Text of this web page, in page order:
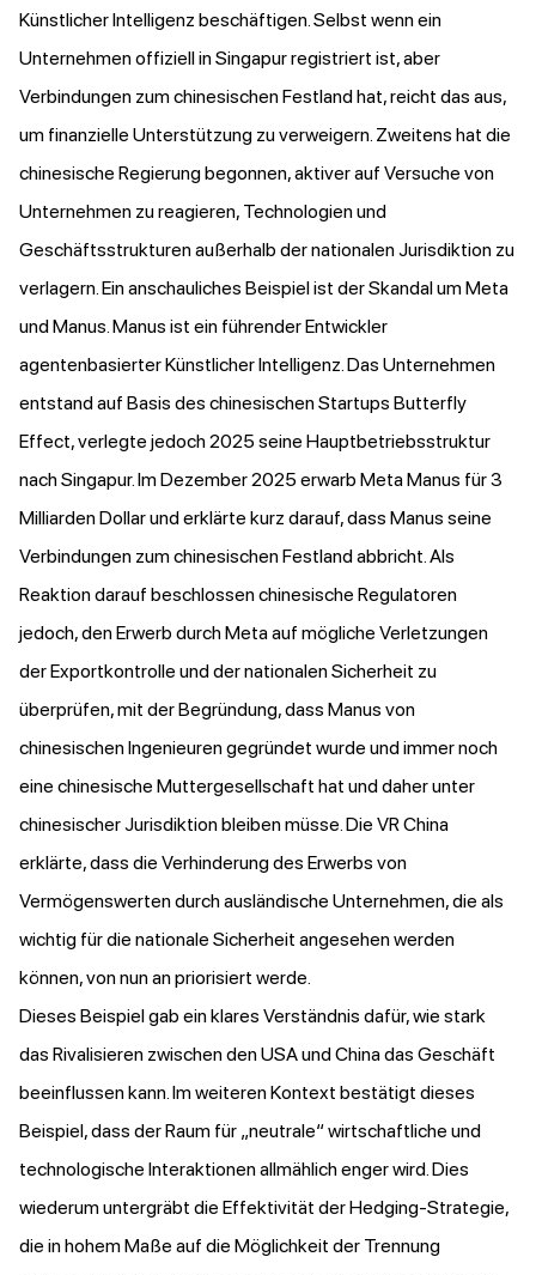
Künstlicher Intelligenz beschäftigen. Selbst wenn ein
Unternehmen offiziell in Singapur registriert ist, aber
Verbindungen zum chinesischen Festland hat, reicht das aus,
um finanzielle Unterstützung zu verweigern. Zweitens hat die
chinesische Regierung begonnen, aktiver auf Versuche von
Unternehmen zu reagieren, Technologien und
Geschäftsstrukturen außerhalb der nationalen Jurisdiktion zu
verlagern. Ein anschauliches Beispiel ist der Skandal um Meta
und Manus. Manus ist ein führender Entwickler
agentenbasierter Künstlicher Intelligenz. Das Unternehmen
entstand auf Basis des chinesischen Startups Butterfly
Effect, verlegte jedoch 2025 seine Hauptbetriebsstruktur
nach Singapur. Im Dezember 2025 erwarb Meta Manus für 3
Milliarden Dollar und erklärte kurz darauf, dass Manus seine
Verbindungen zum chinesischen Festland abbricht. Als
Reaktion darauf beschlossen chinesische Regulatoren
jedoch, den Erwerb durch Meta auf mögliche Verletzungen
der Exportkontrolle und der nationalen Sicherheit zu
überprüfen, mit der Begründung, dass Manus von
chinesischen Ingenieuren gegründet wurde und immer noch
eine chinesische Muttergesellschaft hat und daher unter
chinesischer Jurisdiktion bleiben müsse. Die VR China
erklärte, dass die Verhinderung des Erwerbs von
Vermögenswerten durch ausländische Unternehmen, die als
wichtig für die nationale Sicherheit angesehen werden
können, von nun an priorisiert werde.
Dieses Beispiel gab ein klares Verständnis dafür, wie stark
das Rivalisieren zwischen den USA und China das Geschäft
beeinflussen kann. Im weiteren Kontext bestätigt dieses
Beispiel, dass der Raum für „neutrale“ wirtschaftliche und
technologische Interaktionen allmählich enger wird. Dies
wiederum untergräbt die Effektivität der Hedging-Strategie,
die in hohem Maße auf die Möglichkeit der Trennung